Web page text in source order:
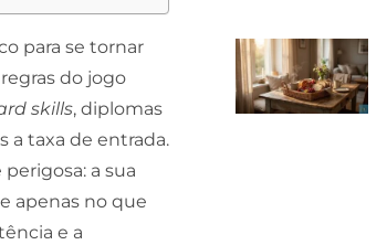
para se tornar
do jogo
skills, diplomas
a taxa de entrada.
a sua
apenas no que
e a